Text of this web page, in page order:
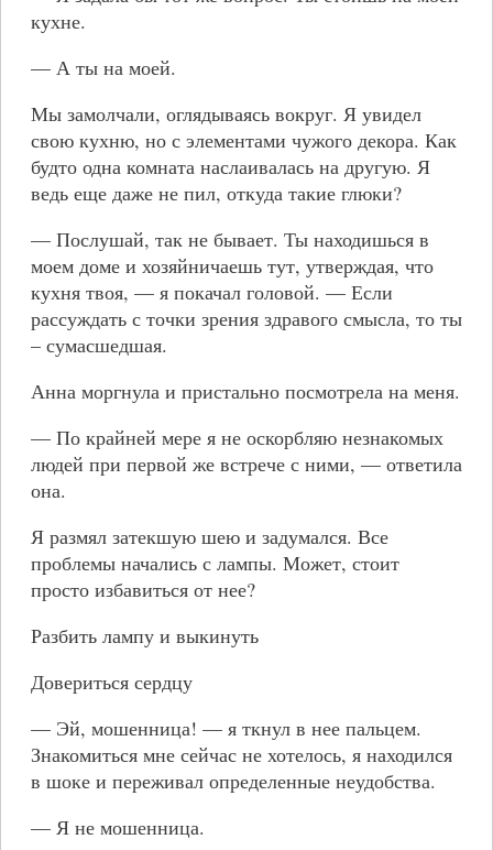
кухне.
— А ты на моей.
Мы замолчали, оглядываясь вокруг. Я увидел
свою кухню, но с элементами чужого декора. Как
будто одна комната наслаивалась на другую. Я
ведь еще даже не пил, откуда такие глюки?
— Послушай, так не бывает. Ты находишься в
моем доме и хозяйничаешь тут, утверждая, что
кухня твоя, — я покачал головой. — Если
рассуждать с точки зрения здравого смысла, то ты
– сумасшедшая.
Анна моргнула и пристально посмотрела на меня.
— По крайней мере я не оскорбляю незнакомых
людей при первой же встрече с ними, — ответила
она.
Я размял затекшую шею и задумался. Все
проблемы начались с лампы. Может, стоит
просто избавиться от нее?
Разбить лампу и выкинуть
Довериться сердцу
— Эй, мошенница! — я ткнул в нее пальцем.
Знакомиться мне сейчас не хотелось, я находился
в шоке и переживал определенные неудобства.
— Я не мошенница.